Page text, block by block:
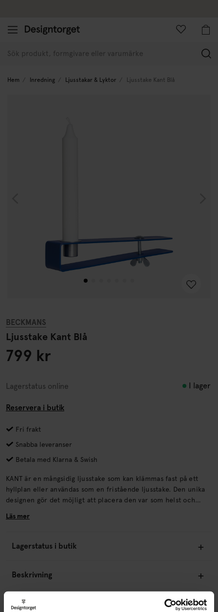
Hem Inredning Ljusstakar & Lyktor Ljusstake Kant Blå
BECKMANS
Ljusstake Kant Blå
799 kr
Lagerstatus online I lager
Reservera i butik
Fri frakt
Snabba leveranser
Betala med Klarna & Swish
KANT är en mångsidig ljusstake som kan klämmas fast på ett
hyllplan eller användas som en fristående ljusstake. Den unika
designen gör det möjligt att placera den var som helst och
tidigare inte varit möjligt. Med sin blå färg blir KANT ett
det moderna som i det klassiska hemmet.
Läs mer
Lagerstatus i butik
Beskrivning
Information